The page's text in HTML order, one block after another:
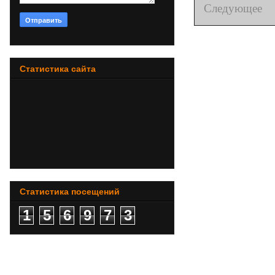
Следующее
Статистика сайта
Статистика посещений
1 5 6 9 7 3